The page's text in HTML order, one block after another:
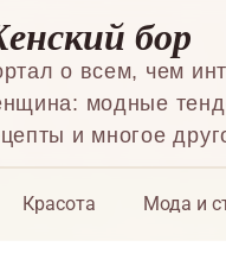
бор
о всем, чем
модные
и многое
Красота Мода и